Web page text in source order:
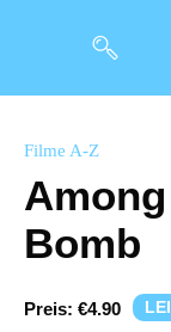
Filme A-Z
Bomb
Preis: €4.90